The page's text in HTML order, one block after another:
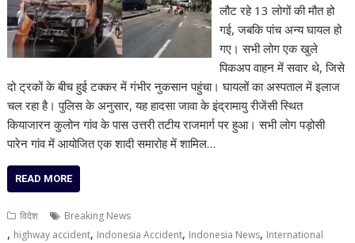
लौट रहे 13 लोगों की मौत हो
गई, जबकि पांच अन्य घायल हो
गए। सभी लोग एक खुले
पिकअप वाहन में सवार थे, जिसे
दो ट्रकों के बीच हुई टक्कर में गंभीर नुकसान पहुंचा। घायलों का अस्पताल में इलाज
चल रहा है। पुलिस के अनुसार, यह हादसा जावा के इंद्रामायु रीजेंसी स्थित
कियाजारन कुलोन गांव के पास उत्तरी तटीय राजमार्ग पर हुआ। सभी लोग पड़ोसी
पारेन गांव में आयोजित एक शादी समारोह में शामिल…
READ MORE
विदेश Breaking News
, highway accident, Indonesia Accident, Indonesia News, International